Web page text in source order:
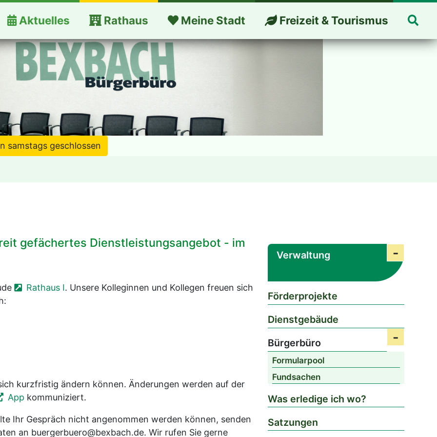
Aktuelles Rathaus Meine Stadt Freizeit & Tourismus
samstags geschlossen
Verwaltung
Förderprojekte
Dienstgebäude
Bürgerbüro
Formularpool
Fundsachen
Was erledige ich wo?
Satzungen
gefächertes Dienstleistungsangebot - im
Rathaus I. Unsere Kolleginnen und Kollegen freuen sich
kurzfristig ändern können. Änderungen werden auf der
App kommuniziert.
Ihr Gespräch nicht angenommen werden können, senden
an buergerbuero@bexbach.de. Wir rufen Sie gerne